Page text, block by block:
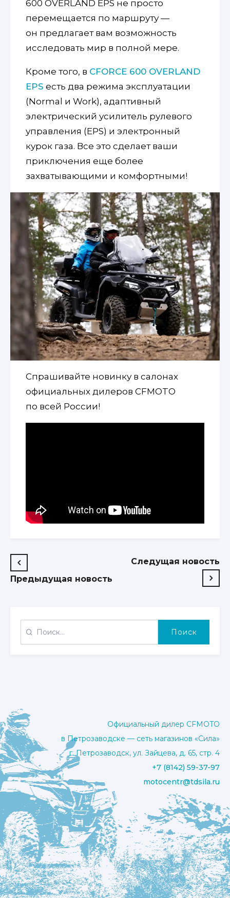
600 OVERLAND EPS не просто
перемещается по маршруту —
он предлагает вам возможность
исследовать мир в полной мере.
Кроме того, в CFORCE 600 OVERLAND
EPS есть два режима эксплуатации
(Normal и Work), адаптивный
электрический усилитель рулевого
управления (EPS) и электронный
курок газа. Все это сделает ваши
приключения еще более
захватывающими и комфортными!
Спрашивайте новинку в салонах
официальных дилеров CFMOTO
по всей России!
Навигация
по
Предыдущая новость
Следущая новость
Официальный дилер CFMOTO
в Петрозаводске — сеть магазинов «Сила»
г. Петрозаводск, ул. Зайцева, д. 65, стр. 4
+7 (8142) 59-37-97
motocentr@tdsila.ru